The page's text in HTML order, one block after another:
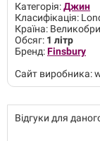
Категорія:Джин
Класифікація:
Країна:
Обсяг: 1 літр
Бренд:Finsbury
Сайт виробника:
Відгуки для